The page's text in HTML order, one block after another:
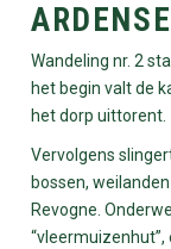
Wandeling nr. 2
het begin valt de
het dorp uittorent.
Vervolgens
bossen,
Revogne.